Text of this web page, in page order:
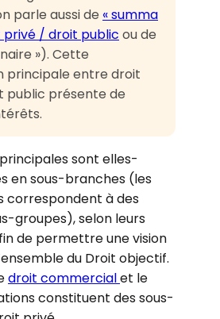
parle aussi de « summa
privé / droit public ou de
»). Cette
principale entre droit
public présente de
sont elles-
en sous-branches (les
correspondent à des
groupes), selon leurs
de permettre une vision
du Droit objectif.
droit commercialet le
constituent des sous-